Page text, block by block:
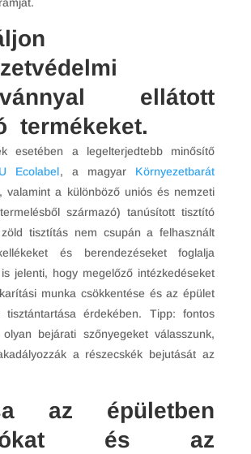
ellátott
termékeket.
esetében a legelterjedtebb minősítő
Ecolabel, a magyar Környezetbarát
a különböző uniós és nemzeti
származó) tanúsított tisztító
tisztítás nem csupán a felhasznált
és berendezéseket foglalja
jelenti, hogy megelőző intézkedéseket
munka csökkentése és az épület
tisztántartása érdekében. Tipp: fontos
bejárati szőnyegeket válasszunk,
a részecskék bejutását az
az épületben
és az